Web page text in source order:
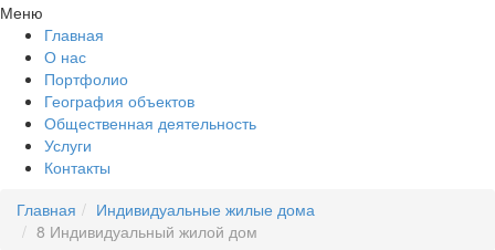
Меню
Главная
О нас
Портфолио
География объектов
Общественная деятельность
Услуги
Контакты
Главная
Индивидуальные жилые дома
8 Индивидуальный жилой дом